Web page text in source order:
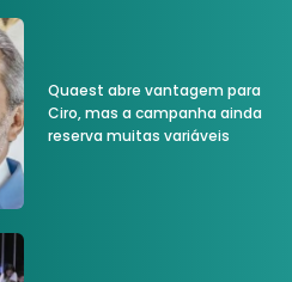
Quaest abre vantagem para
Ciro, mas a campanha ainda
reserva muitas variáveis